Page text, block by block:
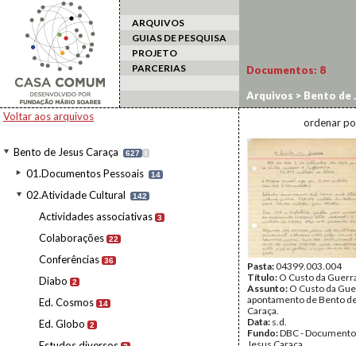
ARQUIVOS
GUIAS DE PESQUISA
PROJETO
PARCERIAS
Voltar aos arquivos
Bento de Jesus Caraça 627 I
01.Documentos Pessoais 14
02.Atividade Cultural 142
Actividades associativas 3
Colaborações 22
Conferências 36
Diabo 2
Ed. Cosmos 14
Ed. Globo 2
Documentos: 8
Arquivos > Bento de
ordenar
Pasta:04399.003.004
Título: O Custo da
Assunto: O Custo da
apontamento de Bento
Caraça.
Data: s.d.
Fundo:DBC -